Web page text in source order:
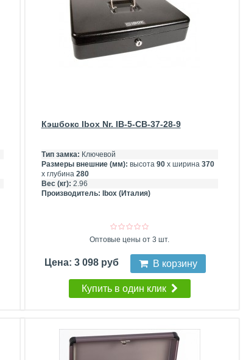
Кэшбокс Ibox Nr. IB-5-CB-37-28-9
Тип замка: Ключевой
Размеры внешние (мм): высота 90х ширина 370
х глубина 280
Вес (кг): 2.96
Производитель:
Ibox (Италия)
Оптовые цены от 3 шт.
Цена: 3 098 руб В корзину
Купить в один клик